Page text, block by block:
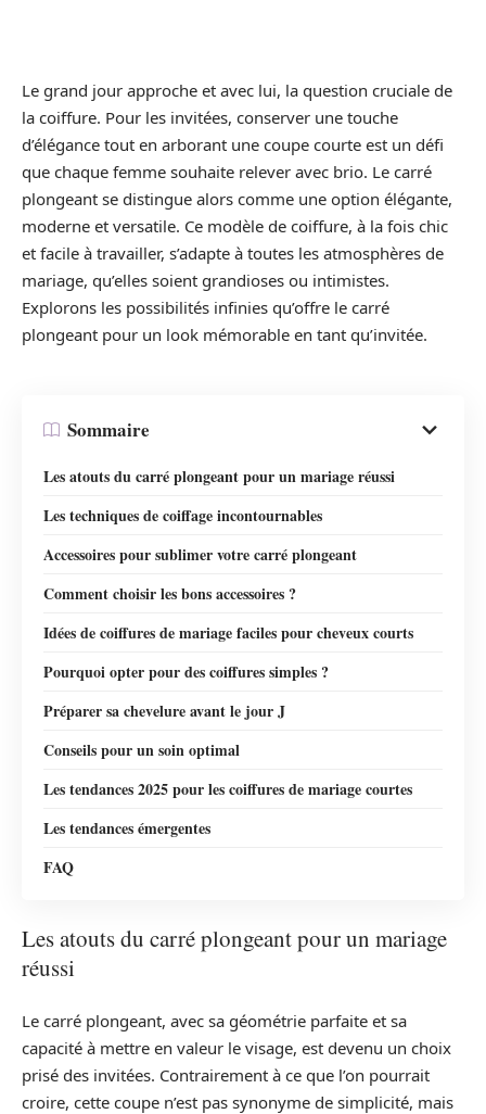
Le grand jour approche et avec lui, la question cruciale de
la coiffure. Pour les invitées, conserver une touche
d’élégance tout en arborant une coupe courte est un défi
que chaque femme souhaite relever avec brio. Le carré
plongeant se distingue alors comme une option élégante,
moderne et versatile. Ce modèle de coiffure, à la fois chic
et facile à travailler, s’adapte à toutes les atmosphères de
mariage, qu’elles soient grandioses ou intimistes.
Explorons les possibilités infinies qu’offre le carré
plongeant pour un look mémorable en tant qu’invitée.
Sommaire
Les atouts du carré plongeant pour un mariage réussi
Les techniques de coiffage incontournables
Accessoires pour sublimer votre carré plongeant
Comment choisir les bons accessoires ?
Idées de coiffures de mariage faciles pour cheveux courts
Pourquoi opter pour des coiffures simples ?
Préparer sa chevelure avant le jour J
Conseils pour un soin optimal
Les tendances 2025 pour les coiffures de mariage courtes
Les tendances émergentes
FAQ
Les atouts du carré plongeant pour un mariage
réussi
Le carré plongeant, avec sa géométrie parfaite et sa
capacité à mettre en valeur le visage, est devenu un choix
prisé des invitées. Contrairement à ce que l’on pourrait
croire, cette coupe n’est pas synonyme de simplicité, mais